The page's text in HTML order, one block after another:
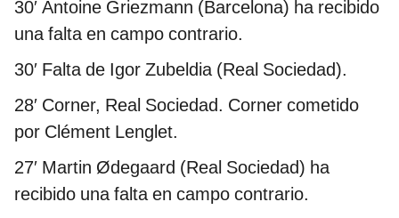
30′ Antoine Griezmann (Barcelona) ha recibido
una falta en campo contrario.
30′ Falta de Igor Zubeldia (Real Sociedad).
28′ Corner, Real Sociedad. Corner cometido
por Clément Lenglet.
27′ Martin Ødegaard (Real Sociedad) ha
recibido una falta en campo contrario.